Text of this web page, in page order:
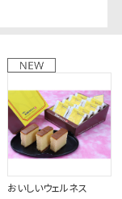
おいしいウェルネス